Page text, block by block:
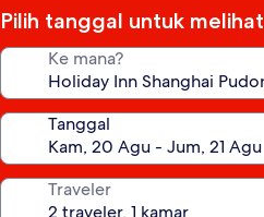
Pilih tanggal untuk
Ke mana?
Tanggal
Traveler